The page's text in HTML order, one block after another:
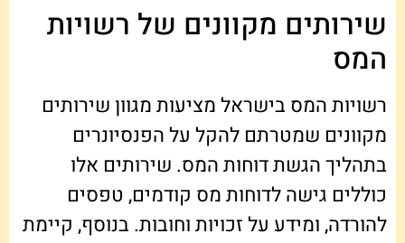
שירותים מקוונים של רשויות
המס
רשויות המס בישראל מציעות מגוון שירותים
מקוונים שמטרתם להקל על הפנסיונרים
בתהליך הגשת דוחות המס. שירותים אלו
כוללים גישה לדוחות מס קודמים, טפסים
להורדה, ומידע על זכויות וחובות. בנוסף, קיימת